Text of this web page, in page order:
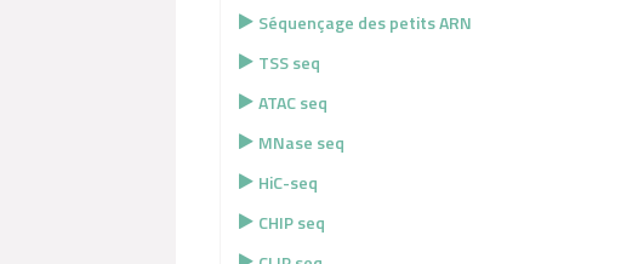
Séquençage des petits ARN
TSS seq
ATAC seq
MNase seq
HiC-seq
CHIP seq